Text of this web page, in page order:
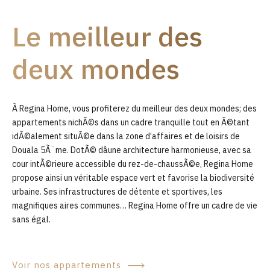
0
Le meilleur des
deux mondes
Ã Regina Home, vous profiterez du meilleur des deux mondes; des
appartements nichÃ©s dans un cadre tranquille tout en Ã©tant
idÃ©alement situÃ©e dans la zone d’affaires et de loisirs de
Douala 5Ã¨me. DotÃ© dâune architecture harmonieuse, avec sa
cour intÃ©rieure accessible du rez-de-chaussÃ©e, Regina Home
propose ainsi un véritable espace vert et favorise la biodiversité
urbaine. Ses infrastructures de détente et sportives, les
magnifiques aires communes… Regina Home offre un cadre de vie
sans égal.
Voir nos appartements